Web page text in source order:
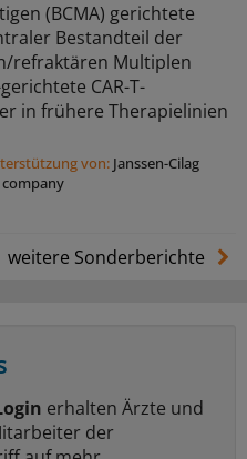
(BCMA) gerichtete
Bestandteil der
refraktären Multiplen
CAR-T-
in frühere Therapielinien
von: Janssen-Cilag
company
weitere Sonderberichte
erhalten Ärzte und
der